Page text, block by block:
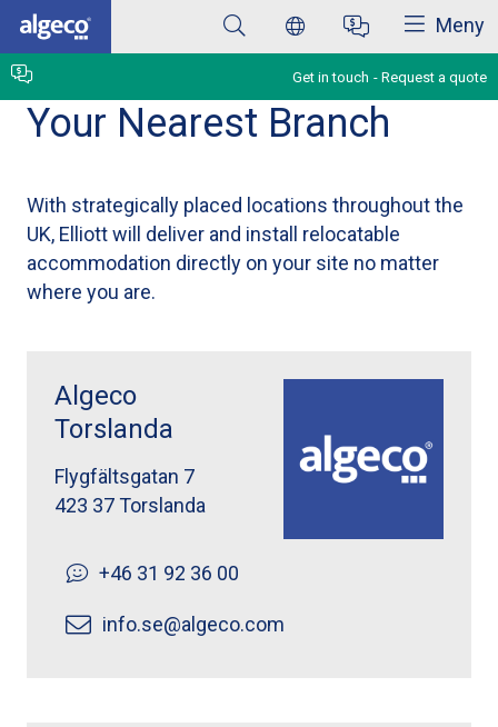
Skip
main
content
Meny
Get in touch Request a quote
Your Nearest Branch
With strategically placed locations throughout the
UK, Elliott will deliver and install relocatable
accommodation directly on your site no matter
where you are.
Algeco
Torslanda
Flygfältsgatan 7
423 37 Torslanda
+46 31 92 36 00
info.se@algeco.com